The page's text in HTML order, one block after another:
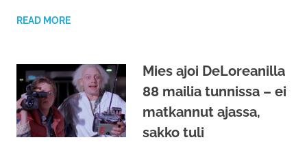
READ MORE
Mies ajoi DeLoreanilla
88 mailia tunnissa – ei
matkannut ajassa,
sakko tuli